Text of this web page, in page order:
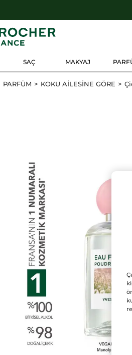
SAÇ MAKYAJ
PARFÜM KOKU AİLESİNE GÖRE